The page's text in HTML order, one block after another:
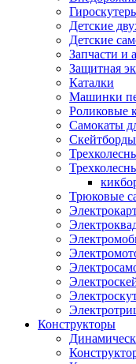
Детские
Детские
Запчасти и
Защитная
Каталки
Машинки
Роликовые
Самокаты
Скейтборды
Трюковые
Конструкторы